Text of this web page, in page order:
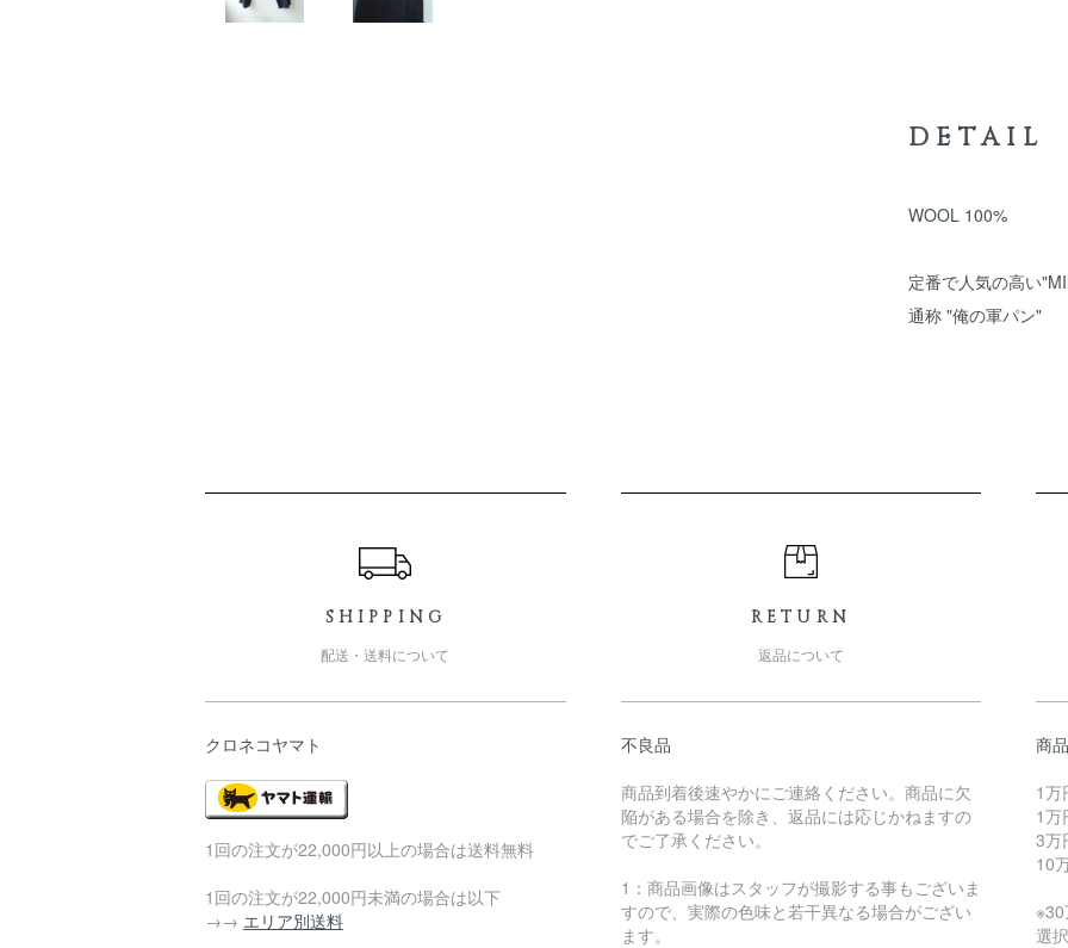
DETAIL
WOOL 100%
定番で人気の高い
通称 "俺の軍パン"
SHIPPING
配送・送料について
クロネコヤマト
1回の注文が22,000円以上の場合は送料無料
1回の注文が22,000円未満の場合は以下
→→ エリア別送料
RETURN
返品について
不良品
商品到着後速やかにご連絡ください。商品に欠
陥がある場合を除き、返品には応じかねますの
でご了承ください。
1：商品画像はスタッフが撮影する事もございま
すので、実際の色味と若干異なる場合がござい
ます。
商
1万
1万
3万
10
選